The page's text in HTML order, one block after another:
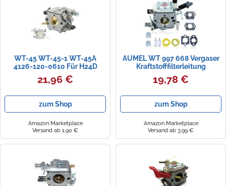
Zündkerzen
Ölfilter
Navi Taschen
Navi-Zubehör
Navigationsgeräte
Navigationssoftware
Winterreifen
WT-45 WT-45-1 WT-45A
4126-120-0610 Für H24D
FS48 FS52 FS62 FS66 FS81
FS86 FS88 FS106 BR400
Carb Vergaser Carburetor
21,96 €
zum Shop
Amazon Marketplace
Versand ab 1,90 €
AUMEL WT 997 668 Vergaser
Kraftstofffilterleitung
Dichtungssatz Passend für
Walbro WT-664 Vergaser 23-
5B SS 5T
19,78 €
zum Shop
Amazon Marketplace
Versand ab 3,99 €